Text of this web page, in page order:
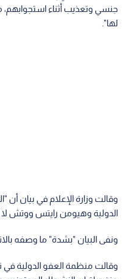
جنسي وتعذيب أثناء استجوابهم،
لها".
وقالت وزارة الإعلام في بيان أن
الدولية وهيومن رايتس ووتش
ونفى البيان "بشدة" ما وصفه
وقالت منظمة العفو الدولية في